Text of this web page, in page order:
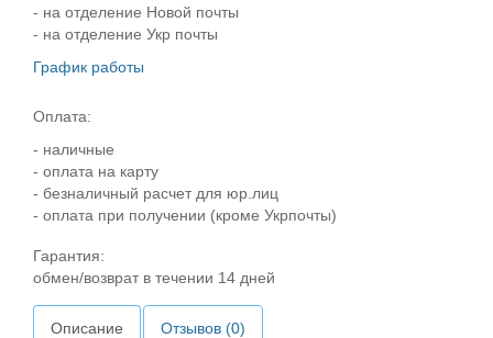
- на отделение Новой почты
- на отделение Укр почты
График работы
Оплата:
- наличные
- оплата на карту
- безналичный расчет для юр.лиц
- оплата при получении (кроме Укрпочты)
Гарантия:
обмен/возврат в течении 14 дней
Описание Отзывов (0)